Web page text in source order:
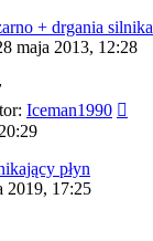
+ drgania silnika
maja 2013, 12:28
Iceman1990
płyn
2019, 17:25